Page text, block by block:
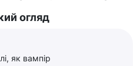
огляд
як вампір